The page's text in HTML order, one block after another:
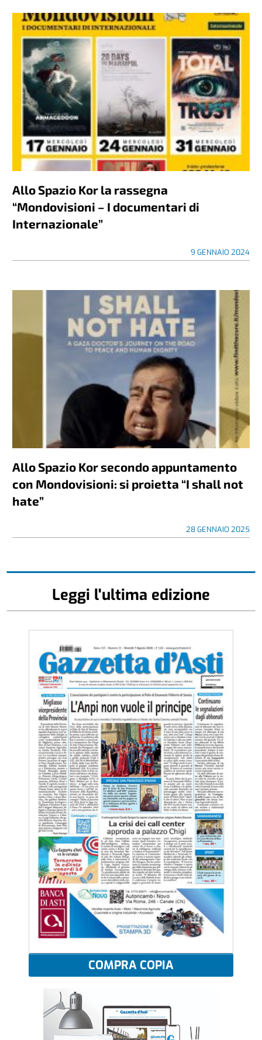
Allo Spazio Kor la rassegna
“Mondovisioni – I documentari di
Internazionale”
9 GENNAIO 2024
Allo Spazio Kor secondo appuntamento
con Mondovisioni: si proietta “I shall not
hate”
28 GENNAIO 2025
Leggi l'ultima edizione
COMPRA COPIA